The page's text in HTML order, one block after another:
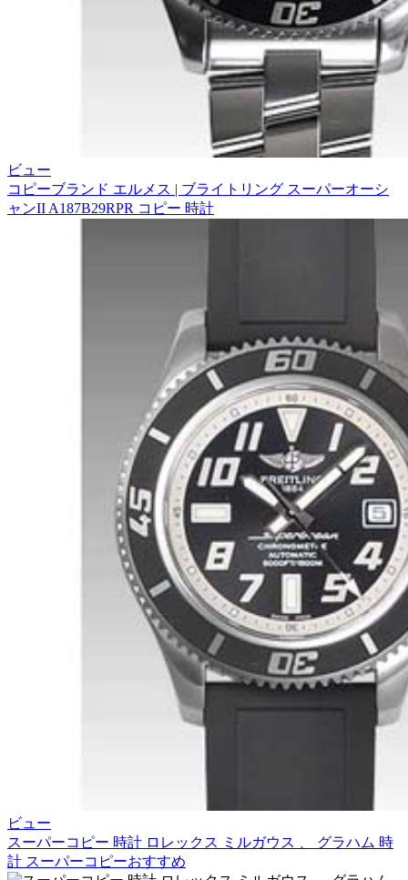
ビュー
コピーブランド エルメス | ブライトリング スーパーオーシ
ャンII A187B29RPR コピー 時計
ビュー
スーパーコピー 時計 ロレックス ミルガウス 、 グラハム 時
計 スーパーコピーおすすめ